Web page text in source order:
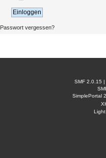
Passwort vergessen?
SMF 2.0.15
SimplePortal